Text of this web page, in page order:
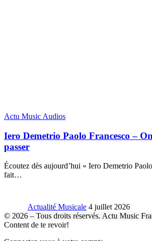
Actu Music Audios
Iero Demetrio Paolo Francesco –
passer
Écoutez dès aujourd’hui « Iero Demetrio
fait…
Actualité Musicale 4 juillet 2026
© 2026 – Tous droits réservés. Actu Music
Content de te revoir!